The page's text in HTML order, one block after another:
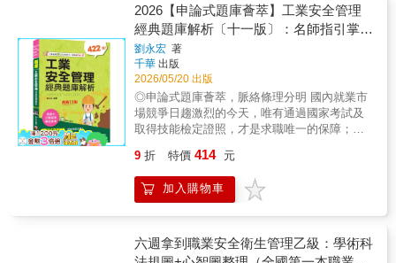
趨勢，才是準備生物統計學、針對國家考試的
不二法門，故本書所有內容與題目，皆配合考
古題的方向，加上豐富習題的演練，相信讀者
備考更能事半功倍。適用對象公共衛生師考
生、高普考衛生行政考生改版差異新增最新歷
屆試題暨解析，部份刪修老舊過時之試題內
容。使用功效本書專為考試與實務應用設計，
系統化整理生物統計核心概念，協助快速建立
統計思維。透過清楚講解與範例演練，強化對
機率分配、假設檢定、信賴區間等重點的理解
提升解題速度與正確率，特別適合醫護、公衛
及相關考試考生備考使用，同時亦能作為基礎
統計入門與複習工具。
2026【申論式題庫薈萃】工業安全管理
經典題庫解析〔十一版〕：名師指引掌握
訣竅〔公務高考/專技高考/技術士〕
劉永宏 著
千華 出版
2026/05/20 出版
◎申論式題庫薈萃，脈絡條理分明 國內就業市
場競爭日趨激烈的今天，唯有通過國家考試及
取得技能檢定證照，才是求職唯一的保障；且
求職必須具備合格證照，才能找到一份理想的
工作。有鑑於此，筆者將國內專家學者之論述
及個人之實務經驗加以重新編輯整理，以申論
名師指引掌握訣竅，高分勢易如反掌 本書的特
點是收集歷年來公務高考，專技高考及技能檢
9 折 特價 414 元
加入購物車
六週拿到職業安全衛生管理乙級：學術科